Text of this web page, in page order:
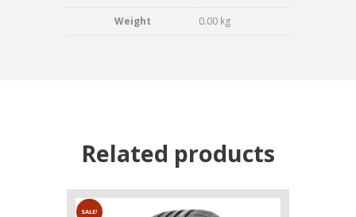
Weight 0.00 kg
Related products
SALE!